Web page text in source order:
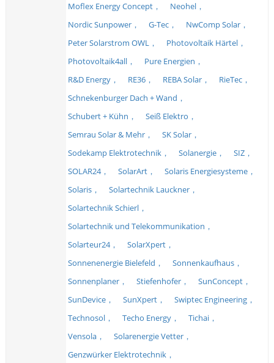
Moflex Energy Concept，
Neohel，
Nordic Sunpower，
G-Tec，
NwComp Solar，
Peter Solarstrom OWL，
Photovoltaik Härtel，
Photovoltaik4all，
Pure Energien，
R&D Energy，
RE36， REBA Solar，
RieTec，
Schnekenburger Dach + Wand，
Schubert + Kühn，
Seiß Elektro，
Semrau Solar & Mehr，
SK Solar，
Sodekamp Elektrotechnik，
Solanergie，
SIZ，
SOLAR24，
SolarArt，
Solaris Energiesysteme，
Solaris，
Solartechnik Lauckner，
Solartechnik Schierl，
Solartechnik und Telekommunikation，
Solarteur24，
SolarXpert，
Sonnenenergie Bielefeld，
Sonnenkaufhaus，
Sonnenplaner，
Stiefenhofer，
SunConcept，
SunDevice，
SunXpert，
Swiptec Engineering，
Technosol，
Techo Energy，
Tichai，
Vensola，
Solarenergie Vetter，
Genzwürker Elektrotechnik，